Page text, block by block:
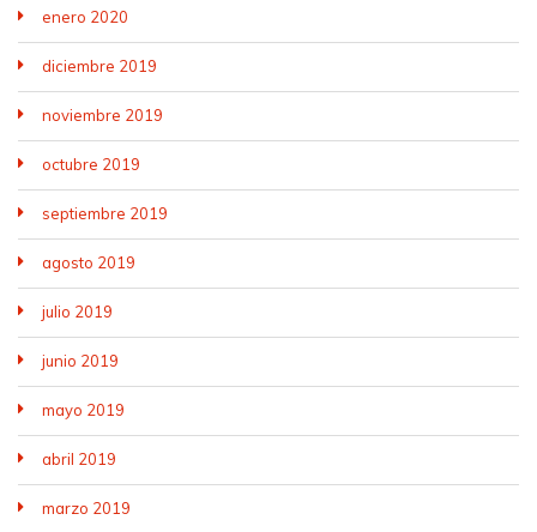
enero 2020
diciembre 2019
noviembre 2019
octubre 2019
septiembre 2019
agosto 2019
julio 2019
junio 2019
mayo 2019
abril 2019
marzo 2019